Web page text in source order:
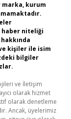
kurum
haber niteliği
kişiler ile isim
bilgiler
ve İletişim
olarak hizmet
olarak denetleme
Ancak, üyelerimiz